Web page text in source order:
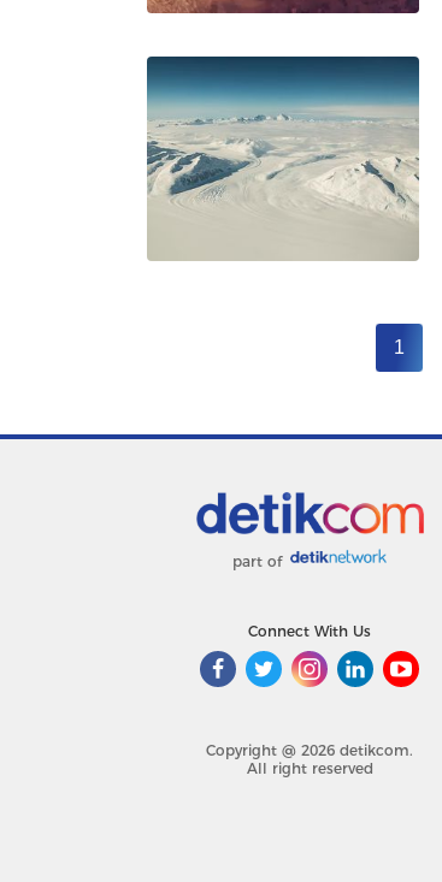
1
part of
Connect With Us
Copyright @ 2026 detikcom.
All right reserved